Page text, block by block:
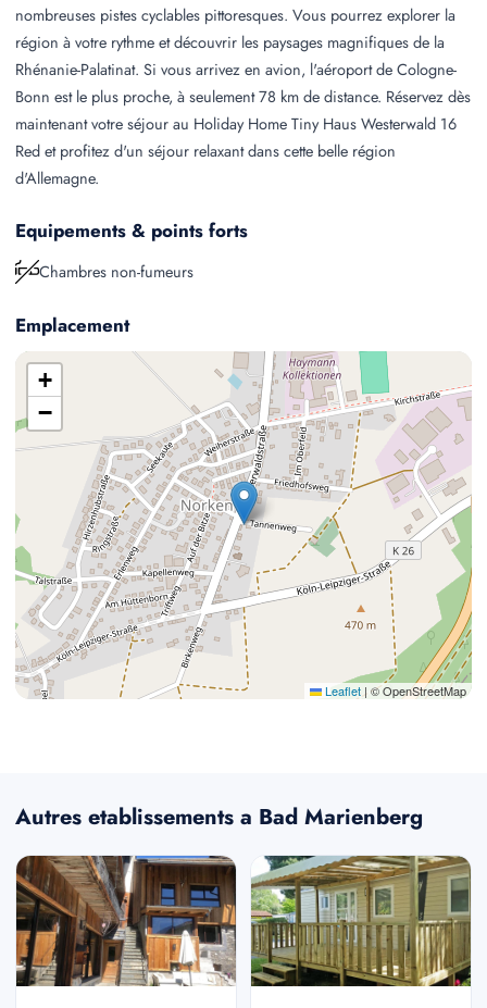
nombreuses pistes cyclables pittoresques. Vous pourrez explorer la
région à votre rythme et découvrir les paysages magnifiques de la
Rhénanie-Palatinat. Si vous arrivez en avion, l'aéroport de Cologne-
Bonn est le plus proche, à seulement 78 km de distance. Réservez dès
maintenant votre séjour au Holiday Home Tiny Haus Westerwald 16
Red et profitez d'un séjour relaxant dans cette belle région
d'Allemagne.
Equipements & points forts
Chambres non-fumeurs
Emplacement
+
−
Leaflet |© OpenStreetMap
Autres etablissements a Bad Marienberg